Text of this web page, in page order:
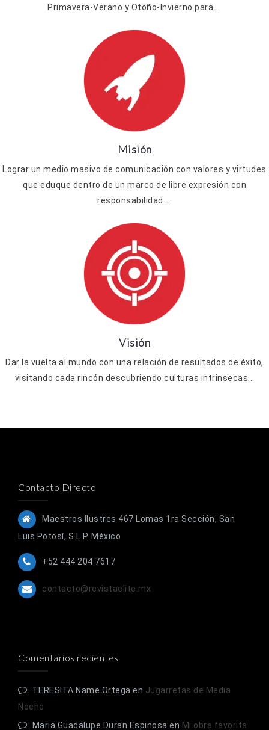
Primavera-Verano y Otoño-Invierno para ...
Misión
Lograr un medio masivo de comunicación con valores y virtudes
que eduque dentro de un marco de libre expresión con
responsabilidad ...
Visión
Dar la vuelta al mundo con una relación de resultados de éxito,
visitando cada rincón descubriendo culturas intrinsecas...
Contacto Directo
Maestros Ilustres 467 Lomas 1ra Sección, San
Luis Potosí, S.L.P. México
+52 444 204 7617
contacto@revistaelite.mx
Comentarios recientes
TERESITA Name Ortega en Jugarretas de Media
Noche
Maria Guadalupe Duran Espinosa en Mi obra favorita